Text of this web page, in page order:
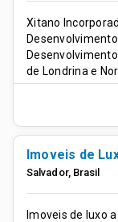
Xitano
de Londrina e
Imoveis de
Salvador, Brasil
Imoveis de luxo